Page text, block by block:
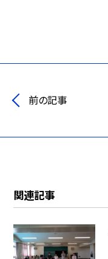
前の記事
関連記事